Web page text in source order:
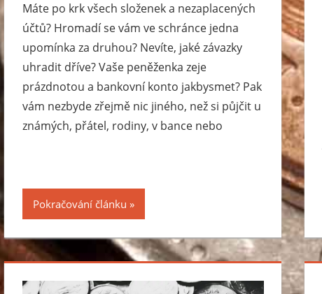
Máte po krk všech složenek a nezaplacených
účtů? Hromadí se vám ve schránce jedna
upomínka za druhou? Nevíte, jaké závazky
uhradit dříve? Vaše peněženka zeje
prázdnotou a bankovní konto jakbysmet? Pak
vám nezbyde zřejmě nic jiného, než si půjčit u
známých, přátel, rodiny, v bance nebo
Pokračování článku